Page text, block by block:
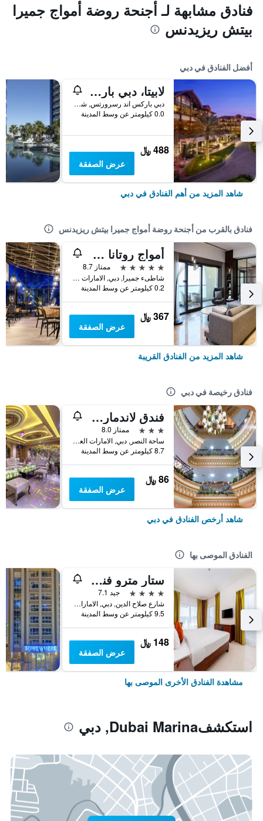
فنادق مشابهة لـ أجنحة روضة أمواج جميرا
بيتش ريزيدنس
أفضل الفنادق في دبي
لابيتا، دبي باركس آند ريزورتس، أوتوغراف كوليكشن
دبي باركس اند رسرورتس, شارع الشيخ زايد, دبي, الامارات العربية المتحدة
0.0 كيلومتر عن وسط المدينة
488 ﷼
عرض الصفقة
شاهد المزيد من أهم الفنادق في دبي
فنادق بالقرب من أجنحة روضة أمواج جميرا بيتش ريزيدنس
أمواج روتانا جميرا بيتش - دبي
5 نجوم
ممتاز 8.7
شاطىء جميرا, دبي, الامارات العربية المتحدة
0.2 كيلومتر عن وسط المدينة
367 ﷼
عرض الصفقة
شاهد المزيد من الفنادق القريبة
فنادق رخيصة في دبي
فندق لاندمارك بلازا
3 نجوم
ممتاز 8.0
ساحة النصر, دبي, الامارات العربية المتحدة
8.7 كيلومتر عن وسط المدينة
86 ﷼
عرض الصفقة
شاهد أرخص الفنادق في دبي
الفنادق الموصى بها
ستار مترو فندق ديرة دبي
4 نجوم
جيد 7.1
شارع صلاح الدين, دبي, الامارات العربية المتحدة
9.5 كيلومتر عن وسط المدينة
148 ﷼
عرض الصفقة
مشاهدة الفنادق الأخرى الموصى بها
استكشفDubai Marina, دبي